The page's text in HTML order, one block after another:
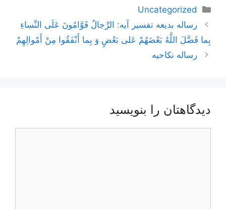
دسته‌ها
Uncategorized
ناوبری
نوشته‌ها
رساله بدیعه تفسیر آیه: الرِّجالُ قَوَّامُونَ عَلَى النِّساءِ
بِما فَضَّلَ اللَّهُ بَعْضَهُمْ عَلى‌ بَعْضٍ وَ بِما أَنْفَقُوا مِنْ أَمْوالِهِمْ‌
رساله نکاحیه
دیدگاهتان را بنویسید